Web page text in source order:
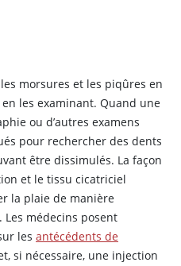
morsures et les piqûres en
les examinant. Quand une
ou d’autres examens
pour rechercher des dents
être dissimulés. La façon
et le tissu cicatriciel
la plaie de manière
médecins posent
les antécédents de
si nécessaire, une injection